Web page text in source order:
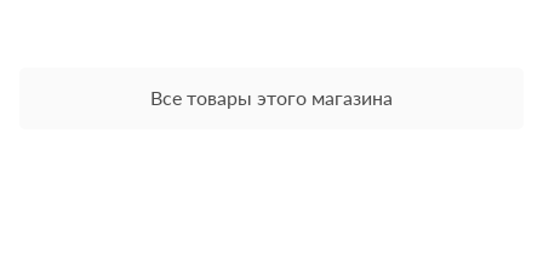
Все товары этого магазина